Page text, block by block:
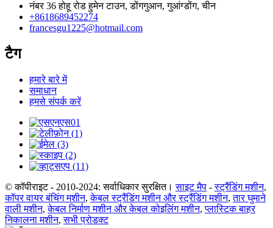
नंबर 36 होहू रोड हुमेन टाउन, डोंगगुआन, गुआंग्डोंग, चीन
+8618689452274
francesgu1225@hotmail.com
टैग
हमारे बारे में
समाधान
हमसे संपर्क करें
© कॉपीराइट - 2010-2024: सर्वाधिकार सुरक्षित। साइट मैप -स्ट्रैंडिंग मशीन,
कॉपर वायर बंचिंग मशीन,केबल स्ट्रैंडिंग मशीन और स्ट्रैंडिंग मशीन,तार घुमाने
वाली मशीन,केबल निर्माण मशीन और केबल कोइलिंग मशीन,प्लास्टिक बाहर
निकालना मशीन,सभी प्रोडक्ट